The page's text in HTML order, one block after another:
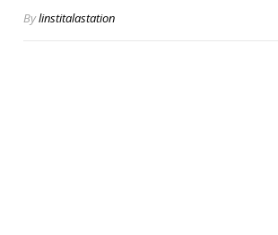
Bylinstitalastation